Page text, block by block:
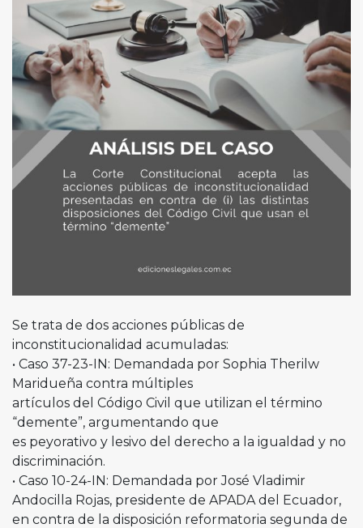
Se trata de dos acciones públicas de
inconstitucionalidad acumuladas:
•⁠ ⁠Caso 37-23-IN: Demandada por Sophia Therilw
Maridueña contra múltiples
artículos del Código Civil que utilizan el término
“demente”, argumentando que
es peyorativo y lesivo del derecho a la igualdad y no
discriminación.
•⁠ ⁠Caso 10-24-IN: Demandada por José Vladimir
Andocilla Rojas, presidente de APADA del Ecuador,
en contra de la disposición reformatoria segunda de